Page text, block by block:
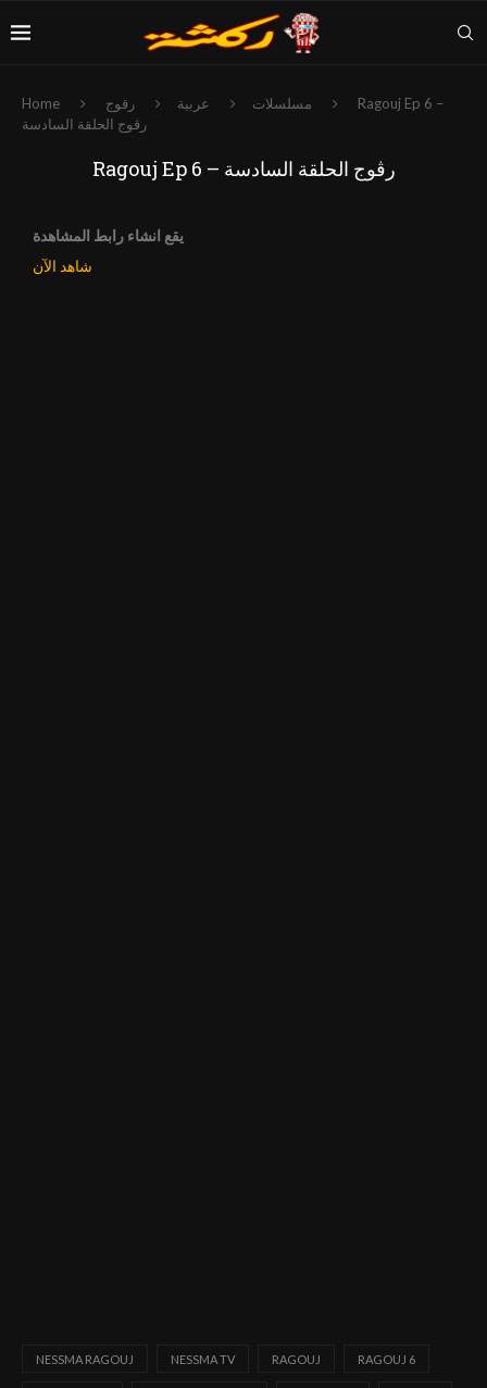
Home مسلسلات عربية رقوج
Ragouj Ep 6 –
رڨوج الحلقة السادسة
Ragouj Ep 6 – رڨوج الحلقة السادسة
يقع انشاء رابط المشاهدة
شاهد الآن
NESSMA RAGOUJ NESSMA TV RAGOUJ RAGOUJ 6